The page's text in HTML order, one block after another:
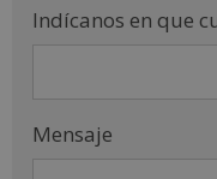
Indícanos en que
Mensaje